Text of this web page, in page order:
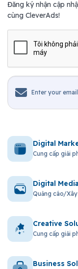
Đăng ký nhận cập
cùng CleverAds!
Digital
Cung cấp giải
Digital
Quảng cáo/
Creative
Cung cấp giải
Business